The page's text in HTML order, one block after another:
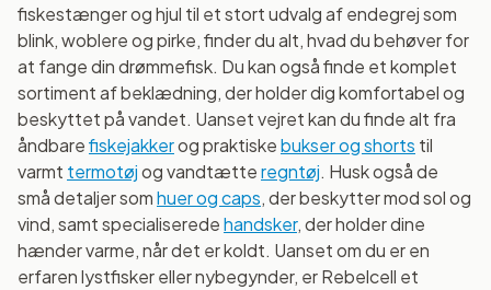
fiskestænger og hjul til et stort udvalg af endegrej som
blink, woblere og pirke, finder du alt, hvad du behøver for
at fange din drømmefisk. Du kan også finde et komplet
sortiment af beklædning, der holder dig komfortabel og
beskyttet på vandet. Uanset vejret kan du finde alt fra
åndbarefiskejakkerog praktiskebukser og shorts til
varmt termotøjog vandtætteregntøj. Husk også de
små detaljer somhuer og caps, der beskytter mod sol og
vind, samt specialiseredehandsker, der holder dine
hænder varme, når det er koldt. Uanset om du er en
erfaren lystfisker eller nybegynder, er Rebelcell et